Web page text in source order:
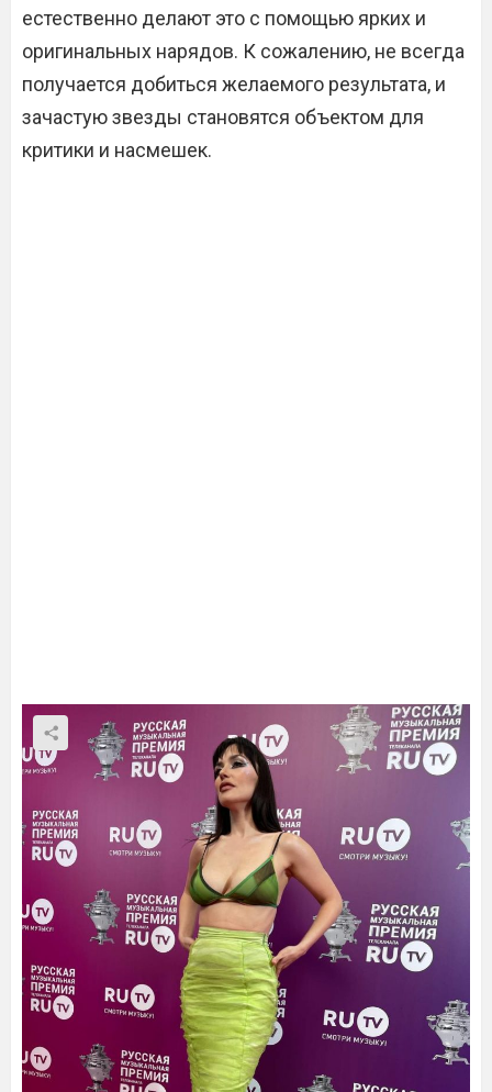
естественно делают это с помощью ярких и
оригинальных нарядов. К сожалению, не всегда
получается добиться желаемого результата, и
зачастую звезды становятся объектом для
критики и насмешек.